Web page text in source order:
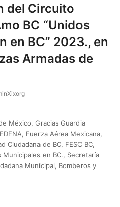
del Circuito
BC “Unidos
en BC” 2023., en
Armadas de
México, Gracias Guardia
Fuerza Aérea Mexicana,
Ciudadana de BC, FESC BC,
Municipales en BC., Secretaría
Municipal, Bomberos y